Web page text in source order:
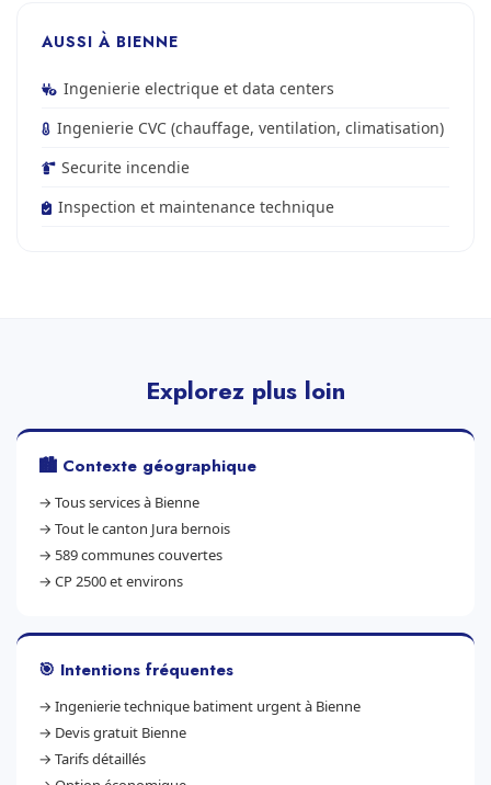
AUSSI À BIENNE
Ingenierie electrique et data centers
Ingenierie CVC (chauffage, ventilation, climatisation)
Securite incendie
Inspection et maintenance technique
Explorez plus loin
🏙️ Contexte géographique
→ Tous services à Bienne
→ Tout le canton Jura bernois
→ 589 communes couvertes
→ CP 2500 et environs
🎯 Intentions fréquentes
→ Ingenierie technique batiment urgent à Bienne
→ Devis gratuit Bienne
→ Tarifs détaillés